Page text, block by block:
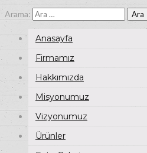
Arama:
Anasayfa
Firmamız
Hakkımızda
Misyonumuz
Vizyonumuz
Ürünler